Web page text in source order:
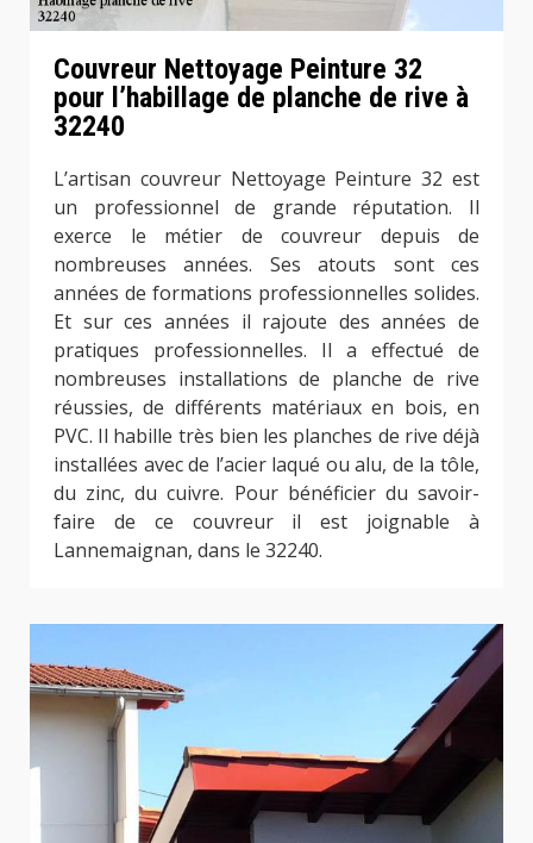
Couvreur Nettoyage Peinture 32
pour l’habillage de planche de rive à
32240
L’artisan couvreur Nettoyage Peinture 32 est
un professionnel de grande réputation. Il
exerce le métier de couvreur depuis de
nombreuses années. Ses atouts sont ces
années de formations professionnelles solides.
Et sur ces années il rajoute des années de
pratiques professionnelles. Il a effectué de
nombreuses installations de planche de rive
réussies, de différents matériaux en bois, en
PVC. Il habille très bien les planches de rive déjà
installées avec de l’acier laqué ou alu, de la tôle,
du zinc, du cuivre. Pour bénéficier du savoir-
faire de ce couvreur il est joignable à
Lannemaignan, dans le 32240.